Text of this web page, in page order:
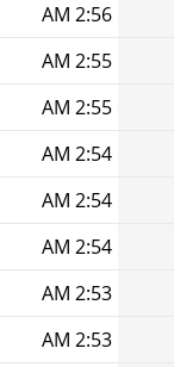
2:56 AM
2:55 AM
2:55 AM
2:54 AM
2:54 AM
2:54 AM
2:53 AM
2:53 AM